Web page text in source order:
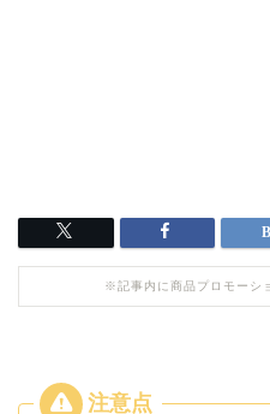
※記事内に商品プロモーシ